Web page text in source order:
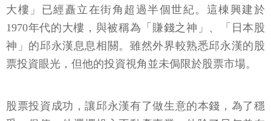
大樓」已經矗立在街角超過半個世紀。這棟興建於
1970年代的大樓，與被稱為「賺錢之神」、「日本股
神」的邱永漢息息相關。雖然外界較熟悉邱永漢的股
票投資眼光，但他的投資視角並未侷限於股票市場。
股票投資成功，讓邱永漢有了做生意的本錢，為了穩